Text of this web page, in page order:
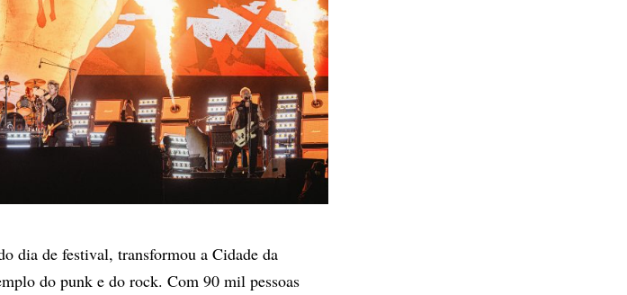
dia de festival, transformou a Cidade da
do punk e do rock. Com 90 mil pessoas